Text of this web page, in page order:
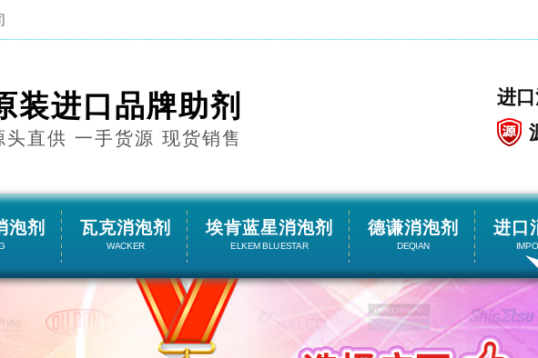
装进口品牌助剂
头直供 一手货源 现货销售
进
泡剂 瓦克消泡剂
WACKER
埃肯蓝星消泡剂
ELKEM BLUESTAR
德谦消泡剂
DEQIAN
进口